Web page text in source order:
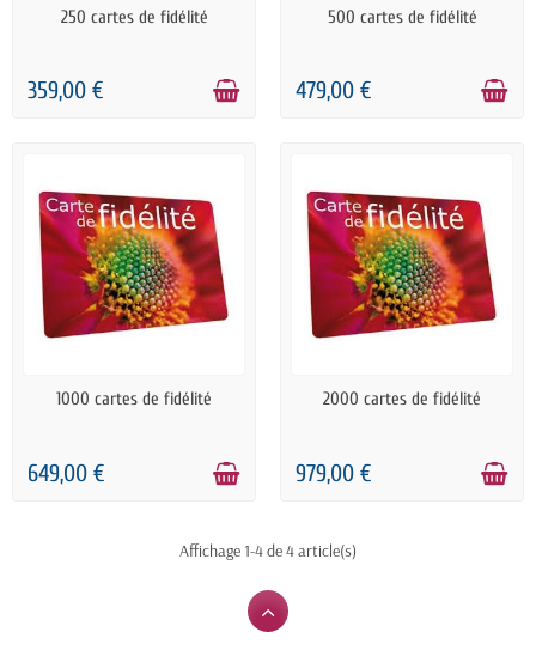
PRÉCOMMANDE
250 cartes de fidélité
359,00 €
PRÉCOMMANDE
500 cartes de fidélité
479,00 €
PRÉCOMMANDE
1000 cartes de fidélité
649,00 €
PRÉCOMMANDE
2000 cartes de fidélité
979,00 €
Affichage 1-4 de 4 article(s)